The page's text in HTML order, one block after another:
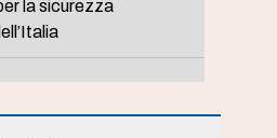
la sicurezza